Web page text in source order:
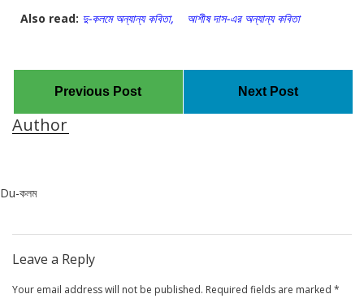
Also read: দু-কলমে অন্যান্য কবিতা, আশীষ দাস-এর অন্যান্য কবিতা
Previous Post Next Post
Author
Du-কলম
Leave a Reply
Your email address will not be published. Required fields are marked *